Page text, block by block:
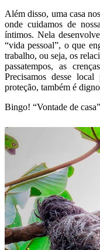
Além disso, uma casa
onde cuidamos de
íntimos. Nela
“vida pessoal”, o que
trabalho, ou seja, os
passatempos, as
Precisamos desse
proteção, também é
Bingo! “Vontade de